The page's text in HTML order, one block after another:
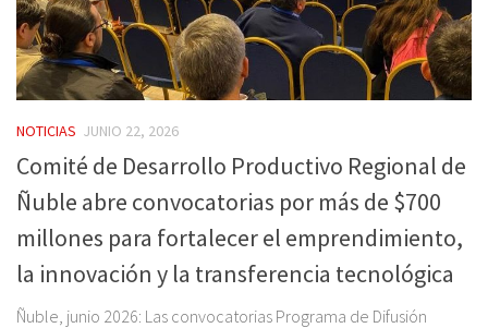
NOTICIAS JUNIO 22, 2026
Comité de Desarrollo Productivo Regional de
Ñuble abre convocatorias por más de $700
millones para fortalecer el emprendimiento,
la innovación y la transferencia tecnológica
Ñuble, junio 2026: Las convocatorias Programa de Difusión